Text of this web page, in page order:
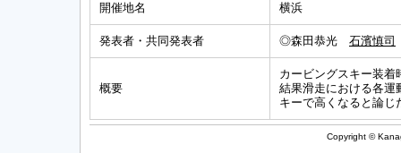
開催地名 横浜
発表者・共同発表者 ◎森田恭光 石濱慎司
概要
カービングスキー装
結果滑走における各運
キーで高くなると論じ
Copyright ©